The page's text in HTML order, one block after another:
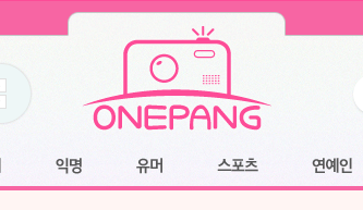
램 - 원팡
- 원팡
림/5600PA 흡입/인터랙티브/한국어 어댑터 및 사용 설명서